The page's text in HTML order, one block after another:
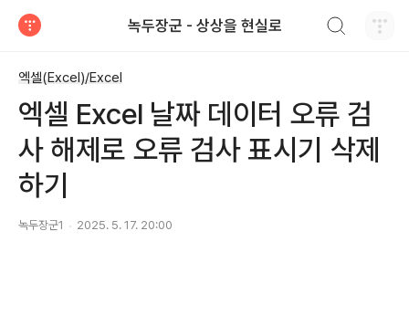
녹두장군 - 상상을 현실로
엑셀(Excel)/Excel
엑셀 Excel 날짜 데이터 오류 검
사 해제로 오류 검사 표시기 삭제
하기
녹두장군1 2025. 5. 17. 20:00